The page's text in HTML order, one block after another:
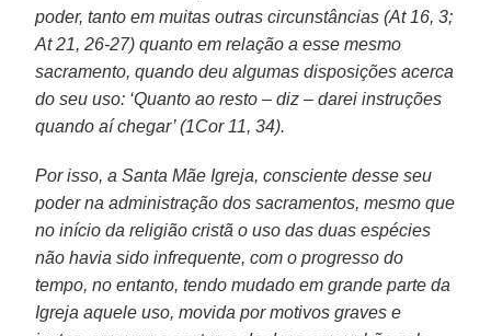
poder, tanto em muitas outras circunstâncias (At 16, 3;
At 21, 26-27) quanto em relação a esse mesmo
sacramento, quando deu algumas disposições acerca
do seu uso: ‘Quanto ao resto – diz – darei instruções
quando aí chegar’ (1Cor 11, 34).
Por isso, a Santa Mãe Igreja, consciente desse seu
poder na administração dos sacramentos, mesmo que
no início da religião cristã o uso das duas espécies
não havia sido infrequente, com o progresso do
tempo, no entanto, tendo mudado em grande parte da
Igreja aquele uso, movida por motivos graves e